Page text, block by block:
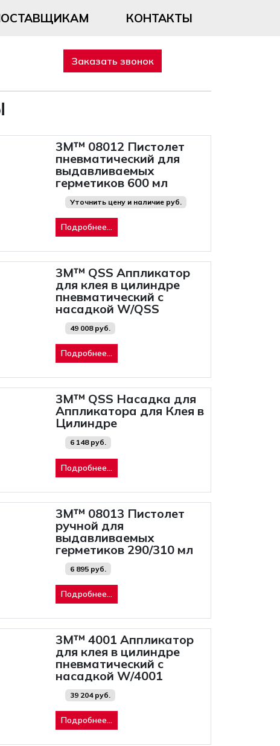
КОНТАКТЫ
Заказать звонок
3M™ 08012 Пистолет
пневматический для
выдавливаемых
герметиков 600 мл
Уточнить цену и наличие руб.
Подробнее...
3M™ QSS Аппликатор
для клея в цилиндре
пневматический с
насадкой W/QSS
49 008 руб.
Подробнее...
3M™ QSS Насадка для
Аппликатора для Клея в
Цилиндре
6 148 руб.
Подробнее...
3M™ 08013 Пистолет
ручной для
выдавливаемых
герметиков 290/310 мл
6 895 руб.
Подробнее...
3M™ 4001 Аппликатор
для клея в цилиндре
пневматический с
насадкой W/4001
39 204 руб.
Подробнее...